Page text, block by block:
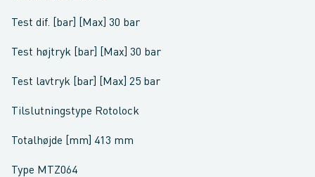
Test dif. [bar] [Max] 30 bar
Test højtryk [bar] [Max] 30 bar
Test lavtryk [bar] [Max] 25 bar
Tilslutningstype Rotolock
Totalhøjde [mm] 413 mm
Type MTZ064